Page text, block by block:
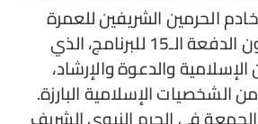
الحرمين الشريفين للعمرة
والزيارة، الذين يمثلون الدفعة الـ15 للبرنامج، الذي
والدعوة والإرشاد،
البالغ عددهم 250 من الشخصيات الإسلامية البارزة.